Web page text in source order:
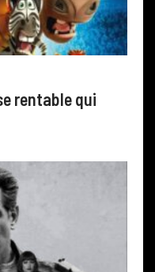
rentable qui